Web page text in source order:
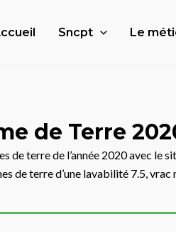
Sncpt Le
de Terre
de terre de l’année 2020 avec le
de terre d’une lavabilité 7.5,